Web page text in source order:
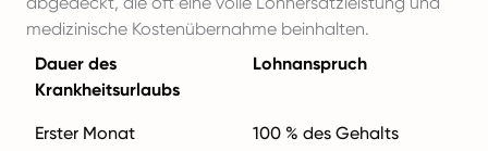
medizinische Kostenübernahme beinhalten.
Dauer des
Krankheitsurlaubs
Lohnanspruch
Erster Monat 100 % des Gehalts